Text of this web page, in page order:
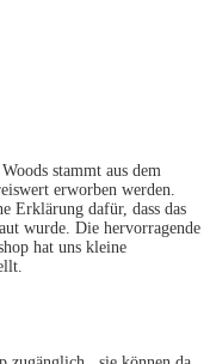
stammt aus dem
erworben werden.
Erklärung dafür, dass das
wurde. Die hervorragende
hat uns kleine